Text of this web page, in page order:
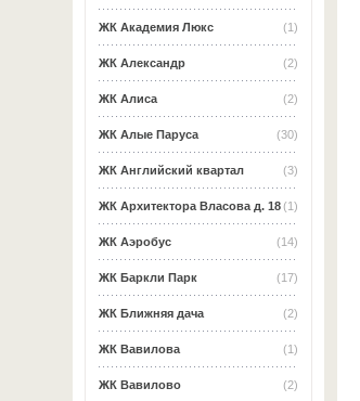
(1)
ЖК Академия Люкс
(2)
ЖК Александр
(2)
ЖК Алиса
(30)
ЖК Алые Паруса
(3)
ЖК Английский квартал
(1)
ЖК Архитектора Власова д. 18
(14)
ЖК Аэробус
(17)
ЖК Баркли Парк
(2)
ЖК Ближняя дача
(1)
ЖК Вавилова
(2)
ЖК Вавилово